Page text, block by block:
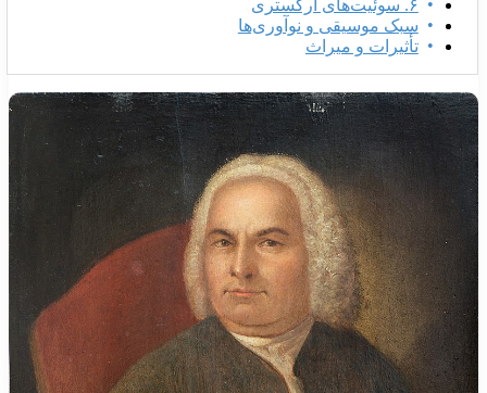
۶. سوئیت‌های ارکستری
سبک موسیقی و نوآوری‌ها
تأثیرات و میراث